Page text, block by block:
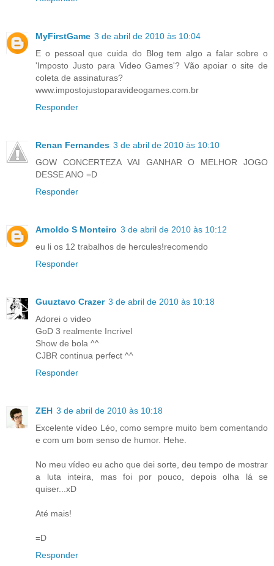
MyFirstGame 3 de abril de 2010 às 10:04
E o pessoal que cuida do Blog tem algo a falar sobre o
'Imposto Justo para Video Games'? Vão apoiar o site de
coleta de assinaturas?
www.impostojustoparavideogames.com.br
Responder
Renan Fernandes 3 de abril de 2010 às 10:10
GOW CONCERTEZA VAI GANHAR O MELHOR JOGO
DESSE ANO =D
Responder
Arnoldo S Monteiro 3 de abril de 2010 às 10:12
eu li os 12 trabalhos de hercules!recomendo
Responder
Guuztavo Crazer 3 de abril de 2010 às 10:18
Adorei o video
GoD 3 realmente Incrivel
Show de bola ^^
CJBR continua perfect ^^
Responder
ZEH 3 de abril de 2010 às 10:18
Excelente vídeo Léo, como sempre muito bem comentando
e com um bom senso de humor. Hehe.
No meu vídeo eu acho que dei sorte, deu tempo de mostrar
a luta inteira, mas foi por pouco, depois olha lá se
quiser...xD
Até mais!
=D
Responder